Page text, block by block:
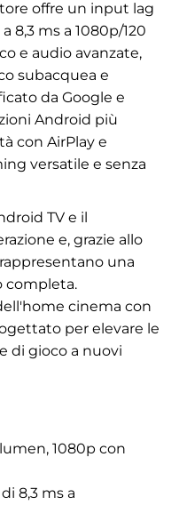
offre un input lag
8,3 ms a 1080p/120
e audio avanzate,
subacquea e
da Google e
Android più
con AirPlay e
versatile e senza
TV e il
e, grazie allo
una
completa.
cinema con
per elevare le
di gioco a nuovi
1080p con
8,3 ms a